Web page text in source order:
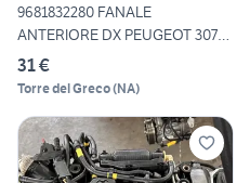
9681832280 FANALE
ANTERIORE DX PEUGEOT 307
(T6) 1.
31 €
Torre del Greco(NA)